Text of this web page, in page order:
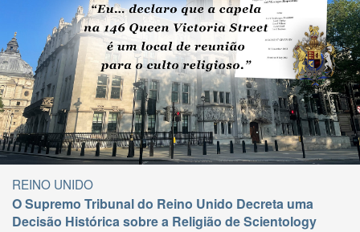
REINO UNIDO
O Supremo Tribunal do Reino Unido Decreta uma
Decisão Histórica sobre a Religião de Scientology